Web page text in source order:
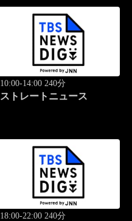
10:00-14:00 240分
ストレートニュース
18:00-22:00 240分